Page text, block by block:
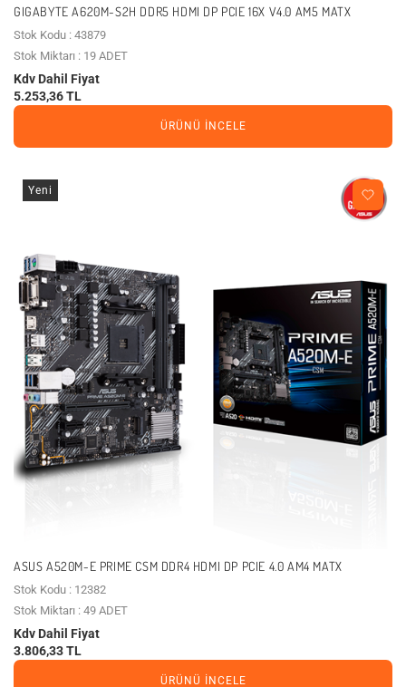
GIGABYTE A620M-S2H DDR5 HDMI DP PCIE 16X V4.0 AM5 MATX
Stok Kodu : 43879
Stok Miktarı : 19 ADET
Kdv Dahil Fiyat
5.253,36 TL
ÜRÜNÜ İNCELE
Yeni
ASUS A520M-E PRIME CSM DDR4 HDMI DP PCIE 4.0 AM4 MATX
Stok Kodu : 12382
Stok Miktarı : 49 ADET
Kdv Dahil Fiyat
3.806,33 TL
ÜRÜNÜ İNCELE